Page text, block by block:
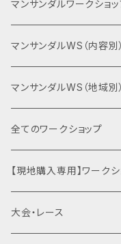
運動会エントリー
６耐＋運動会エントリー
キャンプファイヤー・夕
特別協賛・協賛
運動会関連商品を全て
マンサンダルワークショッ
マンサンダルWS（内容
ベーシック（入門編）
ネクスト（身体運用）
裸足×クライミング
はだし登山
マンサンダルWS（地域
マンサンダル代官山店（代
土徳の里（富山県南砺市
オギノエンファーム（埼玉
全てのワークショップ
【現地購入専用】ワーク
大会・レース